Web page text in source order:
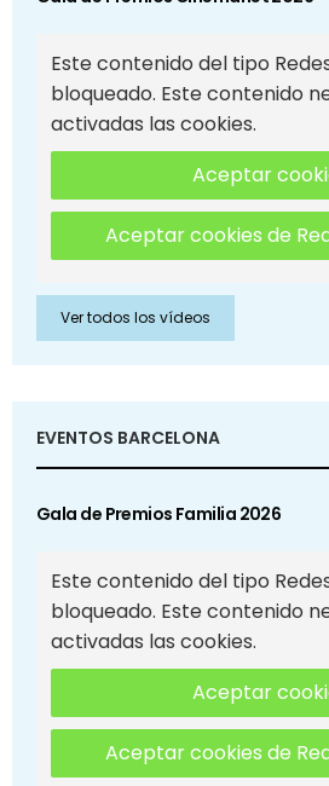
Este contenido del tipo
bloqueado. Este contenido
activadas las cookies.
Aceptar
Aceptar cookies de
Ver todos los vídeos
EVENTOS BARCELONA
Gala de Premios Familia 2026
Este contenido del tipo
bloqueado. Este contenido
activadas las cookies.
Aceptar
Aceptar cookies de